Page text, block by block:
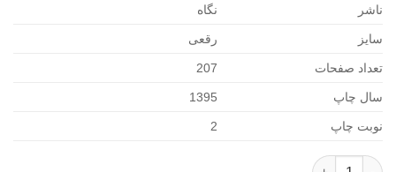
ناشر نگاه
سایز رقعی
تعداد صفحات 207
سال چاپ 1395
نوبت چاپ 2
با بار عشق و آینه و نور در آستانه ی شب و دلتنگی(نگاه) عدد